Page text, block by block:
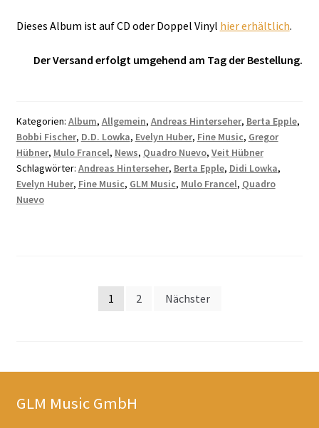
Dieses Album ist auf CD oder Doppel Vinyl hier erhältlich.
Der Versand erfolgt umgehend am Tag der Bestellung.
Kategorien: Album, Allgemein, Andreas Hinterseher, Berta Epple,
Bobbi Fischer, D.D. Lowka, Evelyn Huber, Fine Music, Gregor
Hübner, Mulo Francel, News, Quadro Nuevo, Veit Hübner
Schlagwörter: Andreas Hinterseher, Berta Epple, Didi Lowka,
Evelyn Huber, Fine Music, GLM Music, Mulo Francel, Quadro
Nuevo
Seitennummerierung
1 2 Nächster
GLM Music GmbH